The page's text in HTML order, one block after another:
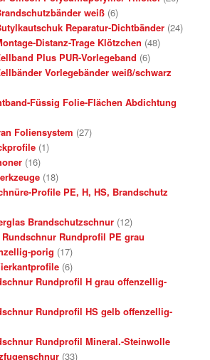
weiß (6)
Reparatur-Dichtbänder (24)
Distanz-Trage Klötzchen (48)
Plus PUR-Vorlegeband (6)
Vorlegebänder weiß/schwarz
Füssig Folie-Flächen Abdichtung
Foliensystem (27)
(1)
(16)
(18)
Profile PE, H, HS, Brandschutz
Brandschutzschnur (12)
Rundprofil PE grau
porig (17)
(6)
Rundprofil H grau offenzellig-
Rundprofil HS gelb offenzellig-
Rundprofil Mineral.-Steinwolle
(33)